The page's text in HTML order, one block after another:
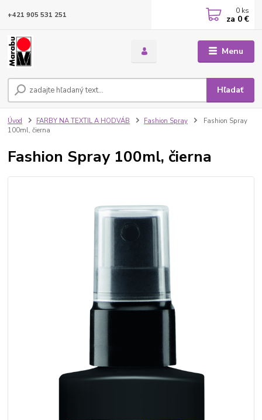
Menu
Hľadať
+421 905 531 251 0 ks
za 0 €
Úvod FARBY NA TEXTIL A HODVÁB Fashion Spray
Fashion Spray
100ml, čierna
Fashion Spray 100ml, čierna